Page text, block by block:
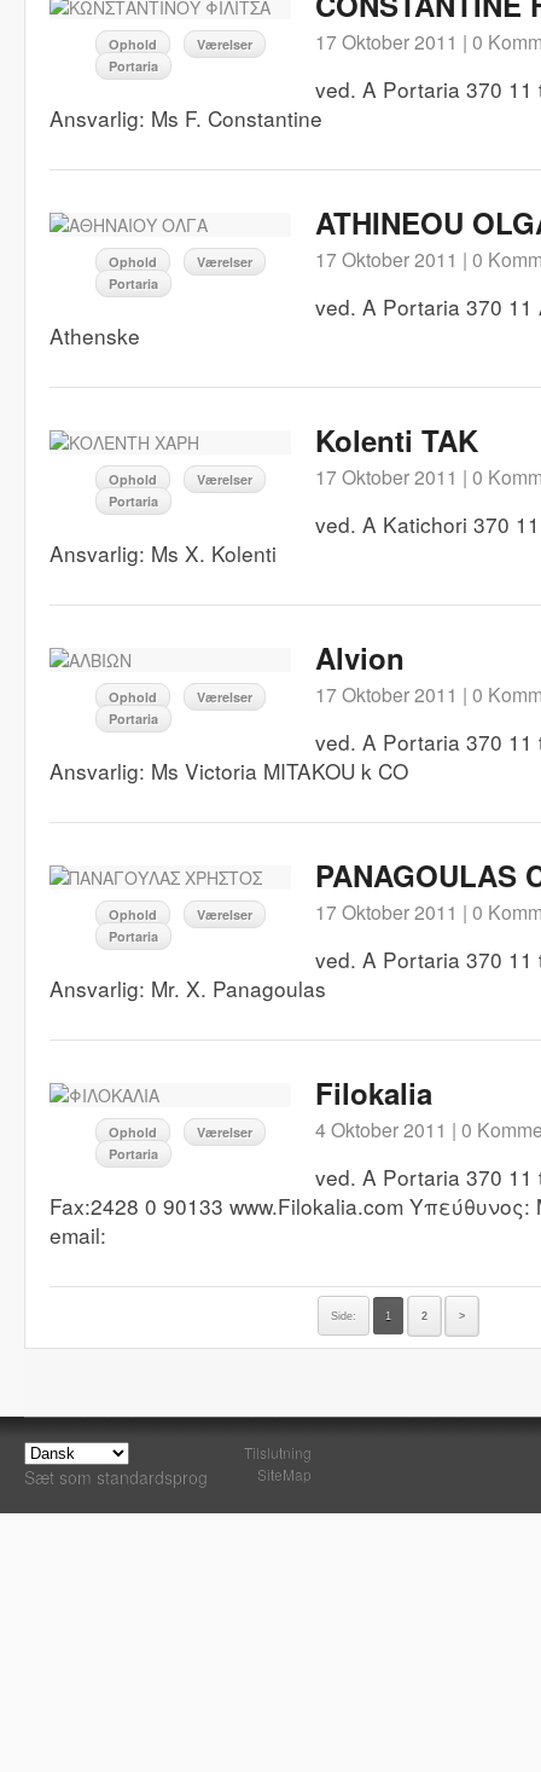
Ophold
Værelser
Portaria
17 Oktober 2011 | 0
ved. A Portaria 370
Ansvarlig: Ms F. Constantine
Ophold
Værelser
Portaria
ATHINEOU
17 Oktober 2011 | 0
ved. A Portaria 370 11
Athenske
Ophold
Værelser
Portaria
Kolenti TAK
17 Oktober 2011 | 0
ved. A Katichori 370
Ansvarlig: Ms X. Kolenti
Ophold
Værelser
Portaria
Alvion
17 Oktober 2011 | 0
ved. A Portaria 370
Ansvarlig: Ms Victoria MITAKOU k CO
Ophold
Værelser
Portaria
PANAGOULAS
17 Oktober 2011 | 0
ved. A Portaria 370
Ansvarlig: Mr. X. Panagoulas
Ophold
Værelser
Portaria
Filokalia
4 Oktober 2011 | 0
ved. A Portaria 370
Fax:2428 0 90133 www.Filokalia.com Υπεύθυνος:
email:
Side: 1 2 >
Sæt som standardsprog
Tilslutning
SiteMap